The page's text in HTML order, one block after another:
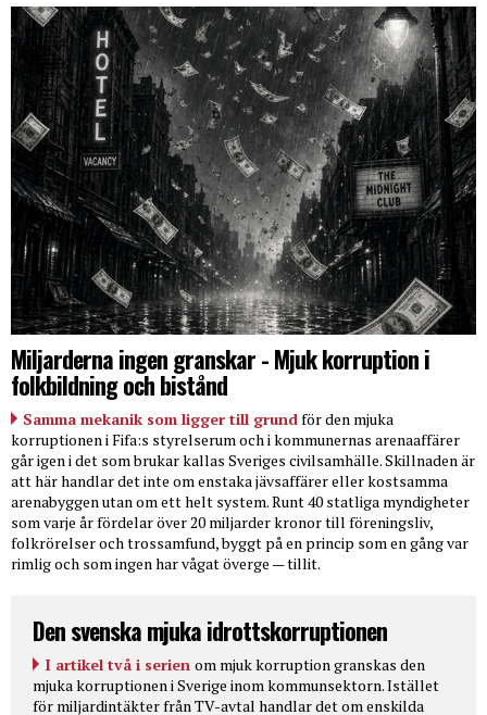
Miljarderna ingen granskar - Mjuk korruption i
folkbildning och bistånd
Samma mekanik som ligger till grundför den mjuka
korruptionen i Fifa:s styrelserum och i kommunernas arenaaffärer
går igen i det som brukar kallas Sveriges civilsamhälle. Skillnaden är
att här handlar det inte om enstaka jävsaffärer eller kostsamma
arenabyggen utan om ett helt system. Runt 40 statliga myndigheter
som varje år fördelar över 20 miljarder kronor till föreningsliv,
folkrörelser och trossamfund, byggt på en princip som en gång var
rimlig och som ingen har vågat överge — tillit.
Den svenska mjuka idrottskorruptionen
I artikel två i serien om mjuk korruption granskas den
mjuka korruptionen i Sverige inom kommunsektorn. Istället
för miljardintäkter från TV-avtal handlar det om enskilda